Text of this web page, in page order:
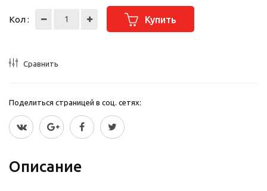
Кол : Купить
Сравнить
Поделиться страницей в соц. сетях:
Описание